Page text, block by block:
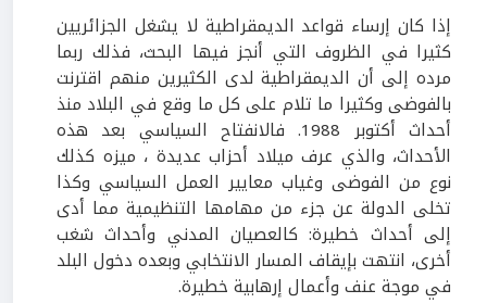
إذا كان إرساء قواعد الديمقراطية لا يشغل الجزائريين
كثيرا في الظروف التي أنجز فيها البحث، فذلك ربما
مرده إلى أن الديمقراطية لدى الكثيرين منهم اقترنت
بالفوضى وكثيرا ما تلام على كل ما وقع في البلاد منذ
أحداث أكتوبر 1988. فالانفتاح السياسي بعد هذه
الأحداث، والذي عرف ميلاد أحزاب عديدة ، ميزه كذلك
نوع من الفوضى وغياب معايير العمل السياسي وكذا
تخلى الدولة عن جزء من مهامها التنظيمية مما أدى
إلى أحداث خطيرة: كالعصيان المدني وأحداث شغب
أخرى، انتهت بإيقاف المسار الانتخابي وبعده دخول البلد
في موجة عنف وأعمال إرهابية خطيرة.